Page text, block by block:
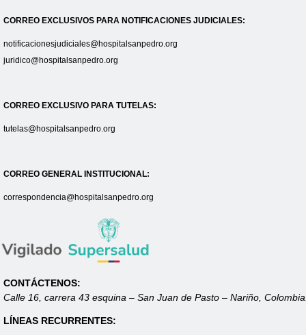
CORREO EXCLUSIVOS PARA NOTIFICACIONES JUDICIALES:
notificacionesjudiciales@hospitalsanpedro.org
juridico@hospitalsanpedro.org
CORREO EXCLUSIVO PARA TUTELAS:
tutelas@hospitalsanpedro.org
CORREO GENERAL INSTITUCIONAL:
correspondencia@hospitalsanpedro.org
CONTÁCTENOS:
Calle 16, carrera 43 esquina – San Juan de Pasto – Nariño,
LÍNEAS RECURRENTES: